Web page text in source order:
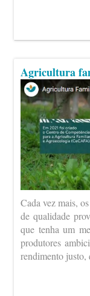
Agricultura
Cada vez mais,
de qualidade
que tenha um
produtores
rendimento justo,